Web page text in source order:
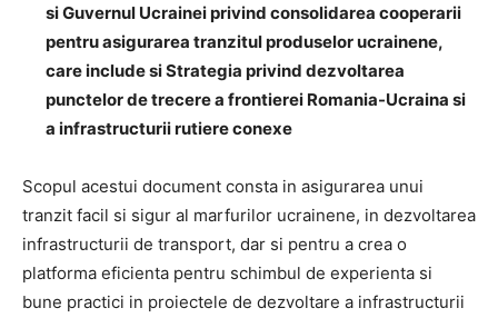
si Guvernul Ucrainei privind consolidarea cooperarii
pentru asigurarea tranzitul produselor ucrainene,
care include si Strategia privind dezvoltarea
punctelor de trecere a frontierei Romania-Ucraina si
a infrastructurii rutiere conexe
Scopul acestui document consta in asigurarea unui
tranzit facil si sigur al marfurilor ucrainene, in dezvoltarea
infrastructurii de transport, dar si pentru a crea o
platforma eficienta pentru schimbul de experienta si
bune practici in proiectele de dezvoltare a infrastructurii